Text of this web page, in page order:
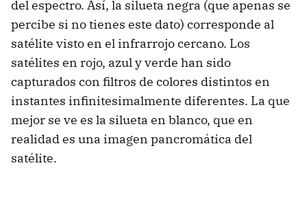
del espectro. Así, la silueta negra (que apenas se
percibe si no tienes este dato) corresponde al
satélite visto en el infrarrojo cercano. Los
satélites en rojo, azul y verde han sido
capturados con filtros de colores distintos en
instantes infinitesimalmente diferentes. La que
mejor se ve es la silueta en blanco, que en
realidad es una imagen pancromática del
satélite.